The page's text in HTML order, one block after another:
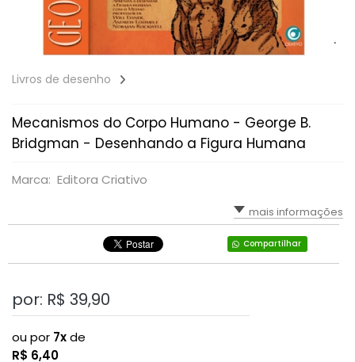
Livros de desenho
Mecanismos do Corpo Humano - George B.
Bridgman - Desenhando a Figura Humana
Marca: Editora Criativo
mais informações
Compartilhar
por: R$ 39,90
ou por 7xde
R$ 6,40